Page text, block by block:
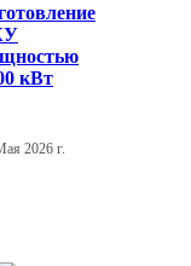
кВт
2026 г.